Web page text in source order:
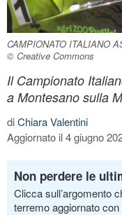
CAMPIONATO ITALIANO
© Creative Commons
Il Campionato
a Montesano sulla
diChiara Valentini
Aggiornato il 4 giugno
Non perdere le
Clicca sull’argomento
terremo aggiornato